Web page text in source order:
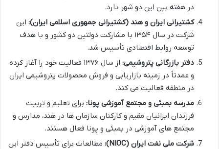
در هفته بین این دو شهر دارد.
کشتیرانی ایران و هند (کشتیرانی جمهوری اسلامی ایران): این
شرکت در سال ۱۳۵۴ با مشارکت دولتین دو کشور و با هدف
توسعه روابط اقتصادی تأسیس شد.
دفتر بازرگانی پتروشیمی:
از سال ۱۳۷۶ فعالیت خود را آغاز کرده
و عمدتاً در زمینه بازاریابی و فروش محصولات پتروشیمی ایران
در منطقه فعالیت می کند.
مدرسه بمبئی و مجتمع آموزشی پونا: برای تعلیم و تربیت
فرزندان ایرانیان مقیم و کارکنان سازمان ها در هند، مدارس و
مجتمع های آموزشی در بمبئی و پونا فعال هستند.
شرکت ملی نفت ایران (NIOC):
مطالعات برای تأسیس دفتر این